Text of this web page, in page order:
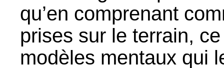
qu’en comprenant
prises sur le terrain,
modèles mentaux qui